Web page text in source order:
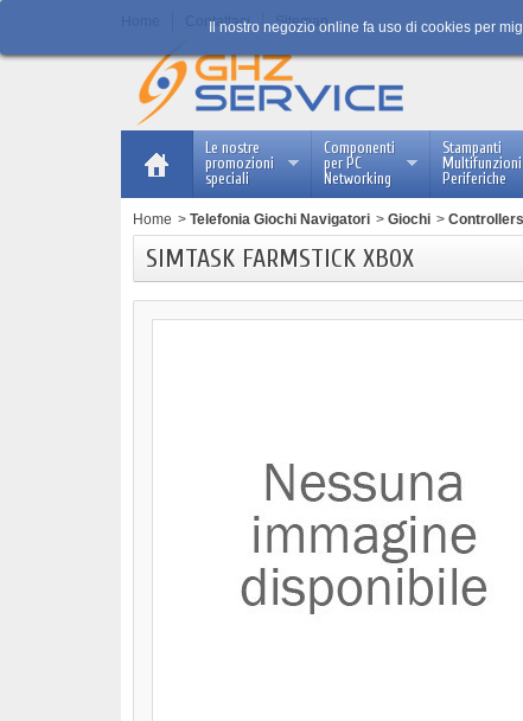
Contattaci Sitemap
Le nostre
promozioni
speciali
Componenti
per PC
Networking
Stampanti
Multifunzioni
Periferiche
Il nostro negozio online fa uso di cookies per
Home > Telefonia Giochi Navigatori > Giochi >
SIMTASK FARMSTICK XBOX